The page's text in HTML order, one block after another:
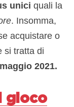
unici quali la
. Insomma,
acquistare o
si tratta di
2021.
gioco